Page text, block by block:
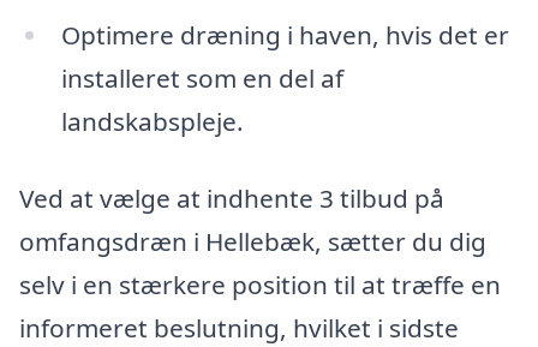
Optimere dræning i haven, hvis det er
installeret som en del af
landskabspleje.
Ved at vælge at indhente 3 tilbud på
omfangsdræn i Hellebæk, sætter du dig
selv i en stærkere position til at træffe en
informeret beslutning, hvilket i sidste